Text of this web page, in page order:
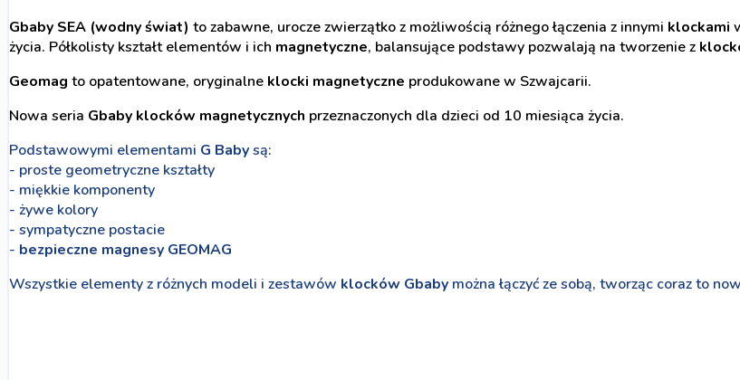
Gbaby SEA (wodny świat) to zabawne, urocze zwierzątko z możliwością różnego łączenia z innymi klockami
życia. Półkolisty kształt elementów i ich magnetyczne, balansujące podstawy pozwalają na tworzenie z
Geomag to opatentowane, oryginalne klocki magnetyczne produkowane w Szwajcarii.
Nowa seria Gbaby klocków magnetycznych przeznaczonych dla dzieci od 10 miesiąca życia.
Podstawowymi elementami G Babysą:
- proste geometryczne kształty
- miękkie komponenty
- żywe kolory
- sympatyczne postacie
- bezpieczne magnesy GEOMAG
Wszystkie elementy z różnych modeli i zestawów klocków Gbabymożna łączyć ze sobą, tworząc coraz to